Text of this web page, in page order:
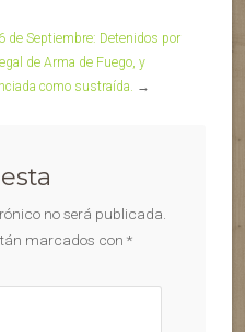
de Septiembre: Detenidos por
de Arma de Fuego, y
como sustraída. →
no será publicada.
marcados con *